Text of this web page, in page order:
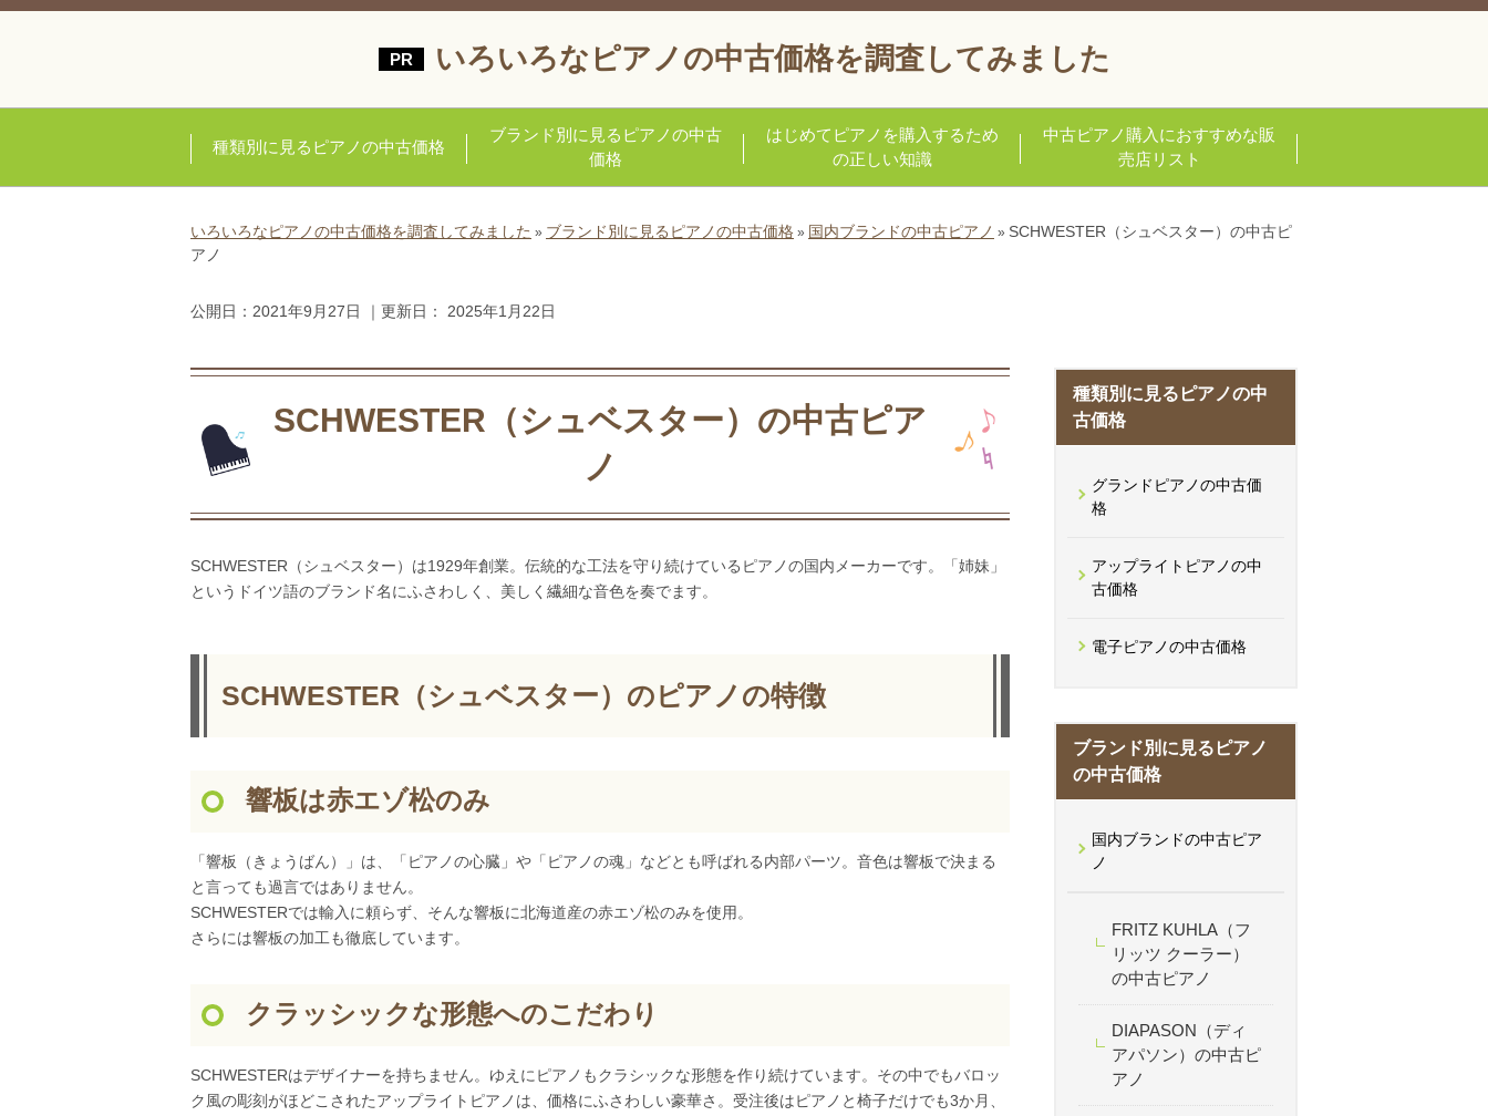
いろいろなピアノの中古価格を調査してみました
種類別に見るピアノの中古価格
ブランド別に見るピアノの中古
価格
はじめてピアノを購入するため
の正しい知識
中古ピアノ購入におすすめな販
売店リスト
いろいろなピアノの中古価格を調査してみました » ブランド別に見るピアノの中古価格 » 国内ブランドの中古ピアノ » SCHWESTER（シュベスター）の中古ピ
アノ
公開日： 2021年9月27日 ｜更新日： 2025年1月22日
SCHWESTER（シュベスター）の中古ピア
ノ
SCHWESTER（シュベスター）は1929年創業。伝統的な工法を守り続けているピアノの国内メーカーです。「姉妹」
というドイツ語のブランド名にふさわしく、美しく繊細な音色を奏でます。
SCHWESTER（シュベスター）のピアノの特徴
響板は赤エゾ松のみ
「響板（きょうばん）」は、「ピアノの心臓」や「ピアノの魂」などとも呼ばれる内部パーツ。音色は響板で決まる
と言っても過言ではありません。
SCHWESTERでは輸入に頼らず、そんな響板に北海道産の赤エゾ松のみを使用。
さらには響板の加工も徹底しています。
クラッシックな形態へのこだわり
SCHWESTERはデザイナーを持ちません。ゆえにピアノもクラシックな形態を作り続けています。その中でもバロッ
ク風の彫刻がほどこされたアップライトピアノは、価格にふさわしい豪華さ。受注後はピアノと椅子だけでも3か月、
種類別に見るピアノの中
古価格
グランドピアノの中古価
格
アップライトピアノの中
古価格
電子ピアノの中古価格
ブランド別に見るピアノ
の中古価格
国内ブランドの中古ピア
ノ
FRITZ KUHLA（フ
リッツ クーラー）
の中古ピアノ
DIAPASON（ディ
アパソン）の中古ピ
アノ